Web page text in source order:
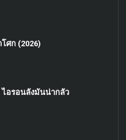
ศก (2026)
ไอรอนลังมันน่ากลัว